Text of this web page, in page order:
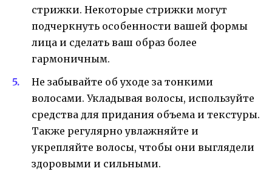
стрижки. Некоторые стрижки могут
подчеркнуть особенности вашей формы
лица и сделать ваш образ более
гармоничным.
Не забывайте об уходе за тонкими
волосами. Укладывая волосы, используйте
средства для придания объема и текстуры.
Также регулярно увлажняйте и
укрепляйте волосы, чтобы они выглядели
здоровыми и сильными.